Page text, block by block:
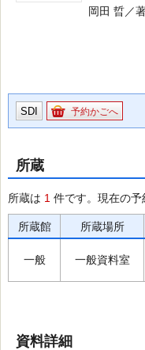
岡田 晢／
SDI 予約かごへ
所蔵
所蔵は 1 件です。現在の予
所蔵館 所蔵場所
一般 一般資料室
資料詳細